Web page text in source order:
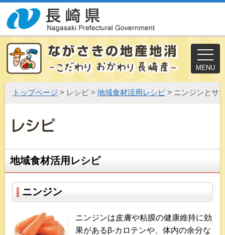
MENU
トップページ > レシピ > 地域食材活用レシピ > ニンジンとサ
地域食材活用レシピ
ニンジン
ニンジンは皮膚や粘膜の健康維持に効
果があるβ-カロテンや、体内の余分な